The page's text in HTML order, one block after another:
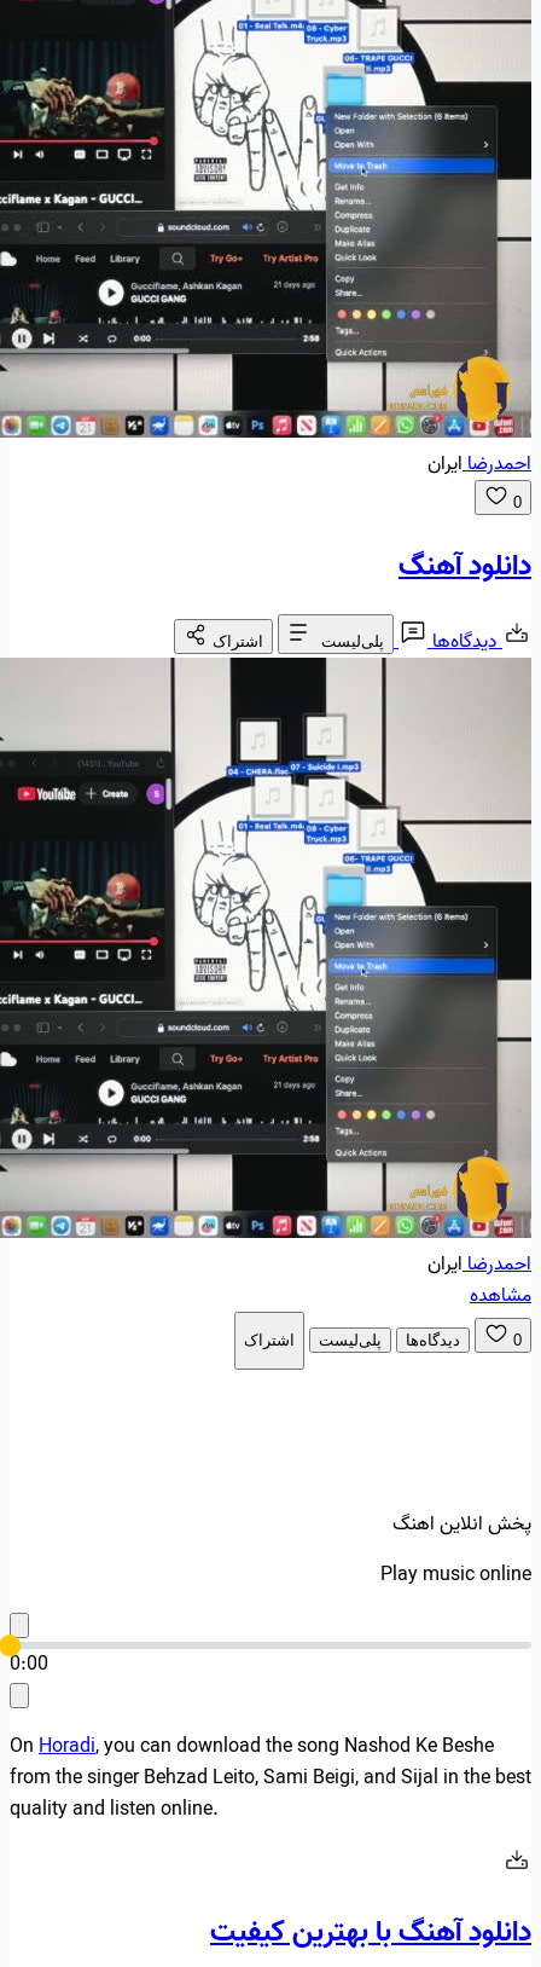
احمدرضاایران
0
دانلود آهنگ
دیدگاه‌ها پلی‌لیست اشتراک
احمدرضاایران
مشاهده
0 دیدگاه‌ها پلی‌لیست اشتراک
پخش انلاین اهنگ
Play music online
0:00
OnHoradi, you can download the song Nashod Ke Beshe
from the singer Behzad Leito, Sami Beigi, and Sijal in the best
quality and listen online.
دانلود آهنگ با بهترین کیفیت